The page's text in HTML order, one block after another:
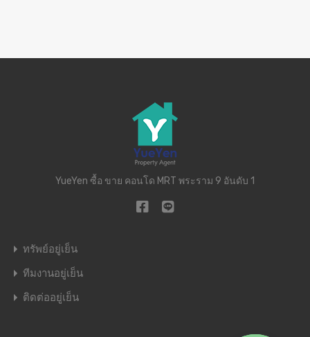
YueYen ซื้อ ขาย คอนโด MRT พระราม 9 อันดับ 1
ทรัพย์อยู่เย็น
ทีมงานอยู่เย็น
ติดต่ออยู่เย็น